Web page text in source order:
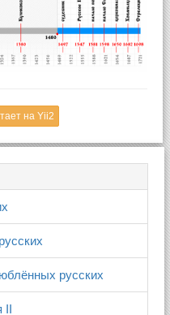
на Yii2
русских
II